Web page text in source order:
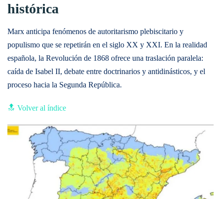
histórica
Marx anticipa fenómenos de autoritarismo plebiscitario y
populismo que se repetirán en el siglo XX y XXI. En la realidad
española, la Revolución de 1868 ofrece una traslación paralela:
caída de Isabel II, debate entre doctrinarios y antidinásticos, y el
proceso hacia la Segunda República.
🔝 Volver al índice